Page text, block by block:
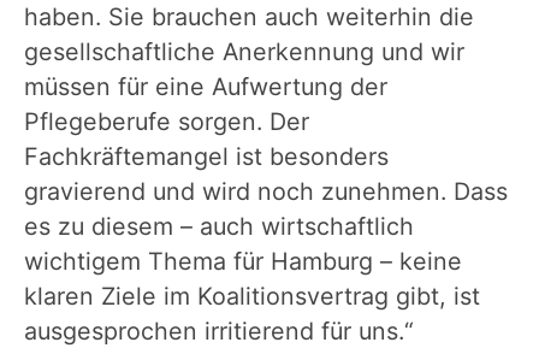
haben. Sie brauchen auch weiterhin die
gesellschaftliche Anerkennung und wir
müssen für eine Aufwertung der
Pflegeberufe sorgen. Der
Fachkräftemangel ist besonders
gravierend und wird noch zunehmen. Dass
es zu diesem – auch wirtschaftlich
wichtigem Thema für Hamburg – keine
klaren Ziele im Koalitionsvertrag gibt, ist
ausgesprochen irritierend für uns.“